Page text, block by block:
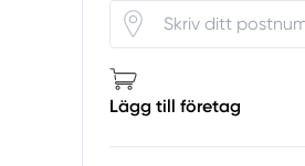
Lägg till företag